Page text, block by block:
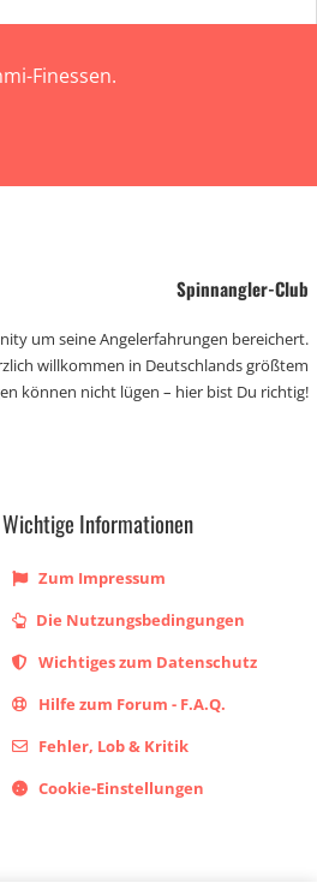
Finessen.
Spinnangler-Club
um seine Angelerfahrungen bereichert.
willkommen in Deutschlands größtem
können nicht lügen – hier bist Du richtig!
Wichtige Informationen
Zum Impressum
Die Nutzungsbedingungen
Wichtiges zum Datenschutz
Hilfe zum Forum - F.A.Q.
Fehler, Lob & Kritik
Cookie-Einstellungen